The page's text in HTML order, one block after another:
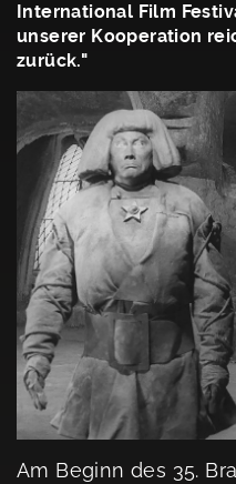
International Film
unserer Kooperation
zurück."
Am Beginn des 35.